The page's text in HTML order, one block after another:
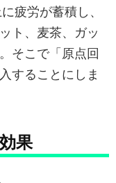
疲労が蓄積し、
ト、麦茶、ガッ
そこで「原点回
することにしま
果